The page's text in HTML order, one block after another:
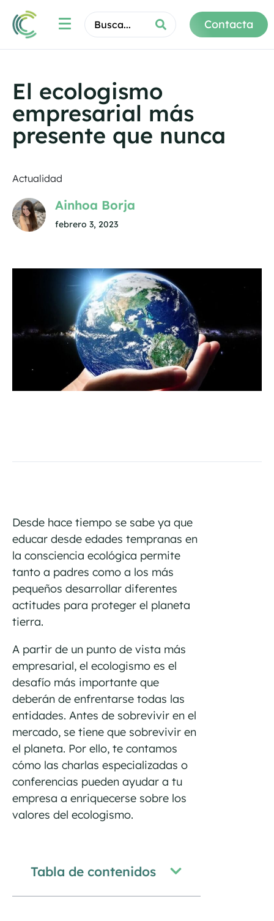
Contacta
El ecologismo
empresarial más
presente que nunca
Actualidad
Ainhoa Borja
febrero 3, 2023
Desde hace tiempo se sabe ya que
educar desde edades tempranas en
la consciencia ecológica permite
tanto a padres como a los más
pequeños desarrollar diferentes
actitudes para proteger el planeta
tierra.
A partir de un punto de vista más
empresarial, el ecologismo es el
desafío más importante que
deberán de enfrentarse todas las
entidades. Antes de sobrevivir en el
mercado, se tiene que sobrevivir en
el planeta. Por ello, te contamos
cómo las charlas especializadas o
conferencias pueden ayudar a tu
empresa a enriquecerse sobre los
valores del ecologismo.
Tabla de contenidos